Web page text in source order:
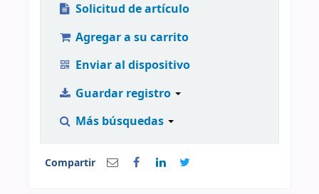
Solicitud de artículo
Agregar a su carrito
Enviar al dispositivo
Guardar registro
Más búsquedas
Compartir